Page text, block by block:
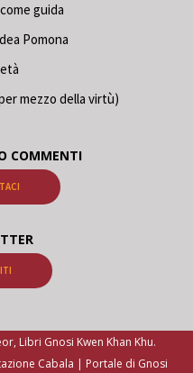
guida
Pomona
mezzo della virtù)
COMMENTI
Libri Gnosi Kwen Khan Khu.
Cabala | Portale di Gnosi